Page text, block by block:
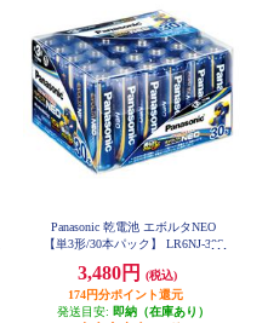
Panasonic 乾電池 エボルタNEO
【単3形/30本パック】 LR6NJ-30S
3,480円
(税込)
174円分ポイント還元
発送目安: 即納（在庫あり）